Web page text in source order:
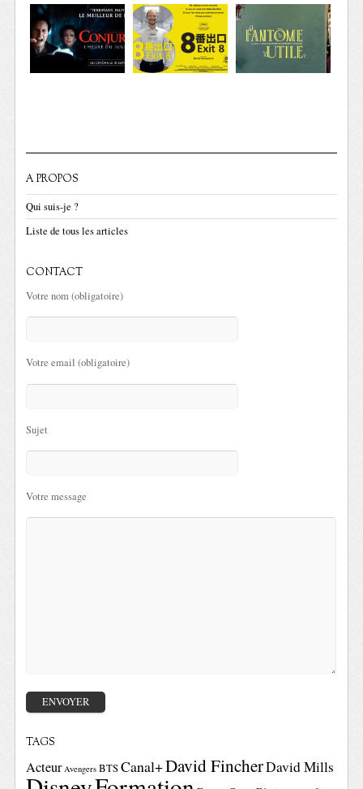
A PROPOS
Qui suis-je ?
Liste de tous les articles
CONTACT
Votre nom (obligatoire)
Votre email (obligatoire)
Sujet
Votre message
TAGS
Acteur Avengers BTSCanal+David FincherDavid Mills